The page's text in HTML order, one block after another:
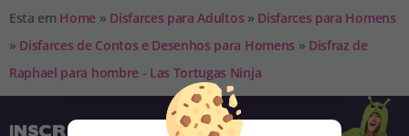
Esta em Home » Disfarces para Adultos » Disfarces para Homens
» Disfarces de Contos e Desenhos para Homens » Disfraz de
Raphael para hombre - Las Tortugas Ninja
INSCREVA-SE NA NOSSA